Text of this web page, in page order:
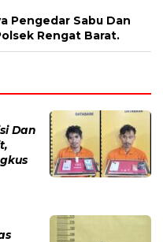
Pengedar Sabu Dan
Rengat Barat.
Dan